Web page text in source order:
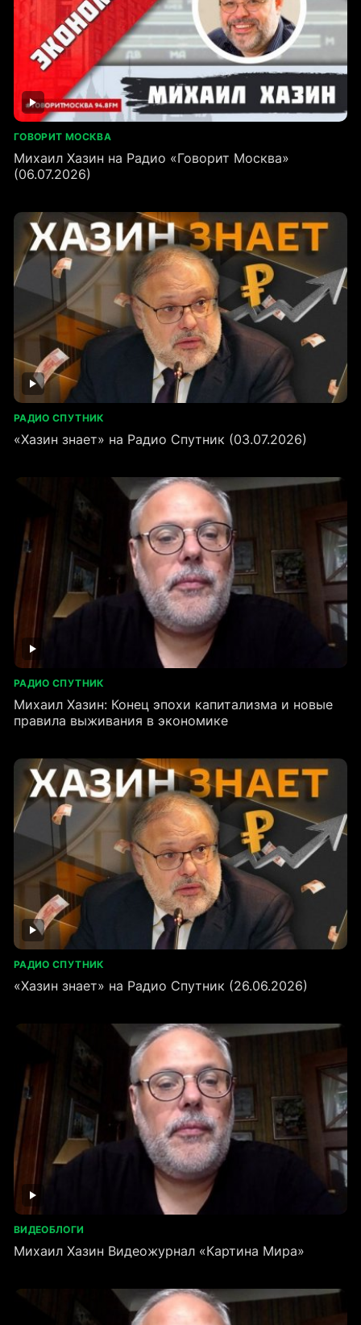
ГОВОРИТ МОСКВА
Михаил Хазин на Радио «Говорит Москва»
(06.07.2026)
РАДИО СПУТНИК
«Хазин знает» на Радио Спутник (03.07.2026)
РАДИО СПУТНИК
Михаил Хазин: Конец эпохи капитализма и новые
правила выживания в экономике
РАДИО СПУТНИК
«Хазин знает» на Радио Спутник (26.06.2026)
ВИДЕОБЛОГИ
Михаил Хазин Видеожурнал «Картина Мира»